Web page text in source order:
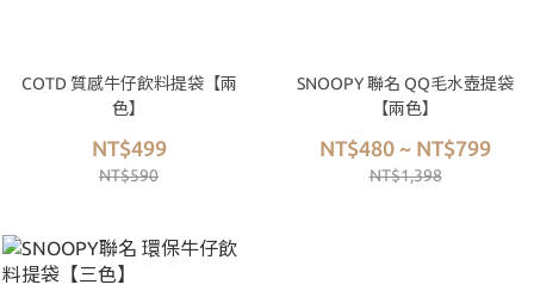
COTD 質感牛仔飲料提袋【兩
色】
NT$499
NT$590
SNOOPY 聯名 QQ毛水壺提袋
【兩色】
NT$480 ~ NT$799
NT$1,398